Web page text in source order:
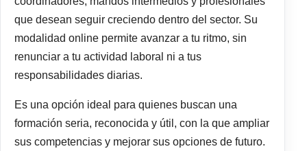
que desean seguir creciendo dentro del sector. Su
modalidad online permite avanzar a tu ritmo, sin
renunciar a tu actividad laboral ni a tus
responsabilidades diarias.
Es una opción ideal para quienes buscan una
formación seria, reconocida y útil, con la que ampliar
sus competencias y mejorar sus opciones de futuro.